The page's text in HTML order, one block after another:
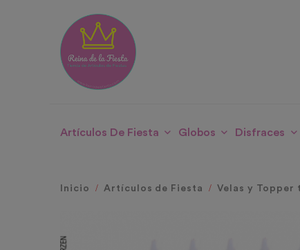
Artículos De Fiesta Globos Disfraces
Inicio Artículos de Fiesta Velas y Topper